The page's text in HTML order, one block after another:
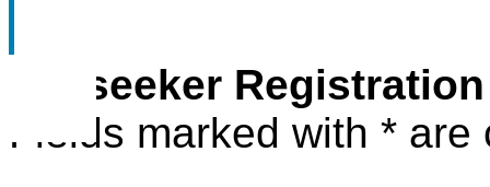
Jobseeker Registration
Fields marked with * are